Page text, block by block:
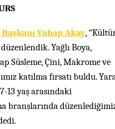
Vahap Akay,
Yağlı Boya,
Süsleme, Çini, Makrome ve
katılma fırsatı buldu.
13 yaş arasındaki
branşlarında